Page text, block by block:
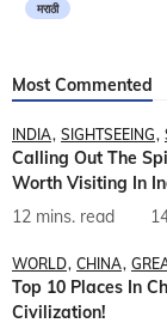
मराठी
Most Commented
INDIA SIGHTSEEING
Calling Out The
Worth Visiting In
12 mins. read
WORLD CHINA
Top 10 Places In
Civilization!